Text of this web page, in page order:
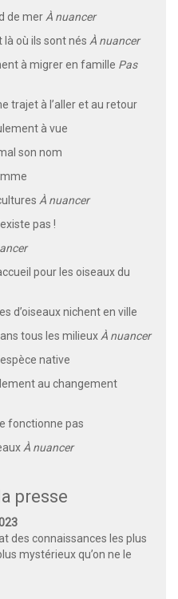
de mer À nuancer
là où ils sont nés À nuancer
à migrer en famille Pas
trajet à l’aller et au retour
à vue
son nom
À nuancer
pas !
pour les oiseaux du
d’oiseaux nichent en ville
tous les milieux À nuancer
native
au changement
fonctionne pas
À nuancer
presse
des connaissances les plus
mystérieux qu’on ne le